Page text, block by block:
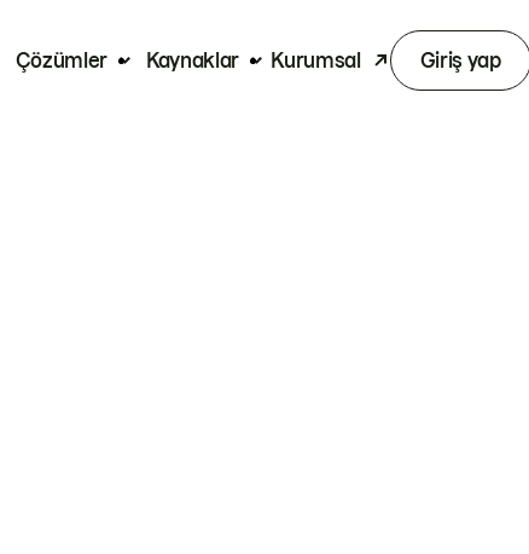
Çözümler Kaynaklar Kurumsal Giriş yap